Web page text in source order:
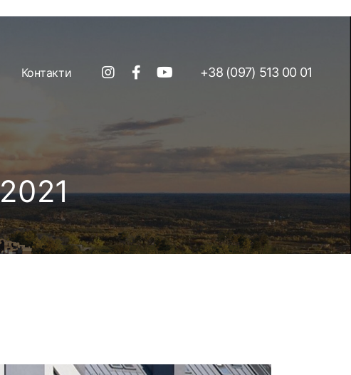
Контакти +38 (097) 513 00 01